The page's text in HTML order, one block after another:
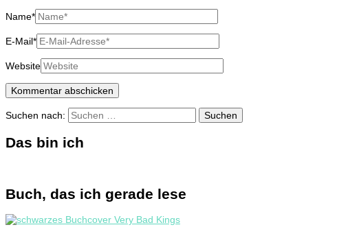
Name*
E-Mail*
Website
Suchen nach:
Das bin ich
Buch, das ich gerade lese